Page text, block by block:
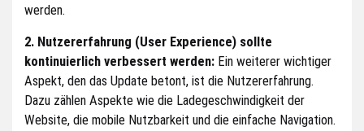
werden.
2. Nutzererfahrung (User Experience) sollte
kontinuierlich verbessert werden: Ein weiterer wichtiger
Aspekt, den das Update betont, ist die Nutzererfahrung.
Dazu zählen Aspekte wie die Ladegeschwindigkeit der
Website, die mobile Nutzbarkeit und die einfache Navigation.